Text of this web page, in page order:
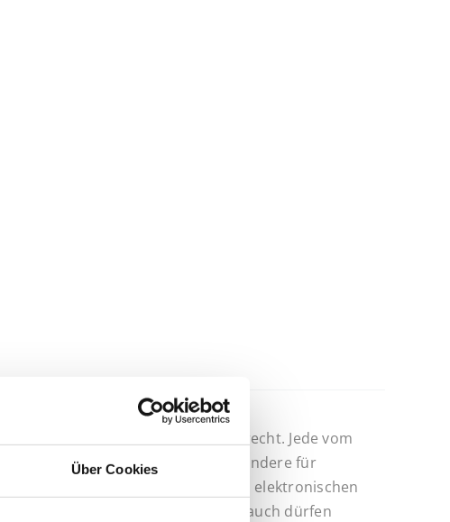
Über Cookies
usw.) unterliegen dem Urheberrecht. Jede vom
Herausgebers. Dies gilt insbesondere für
in Datenbanken oder anderen elektronischen
und nicht kommerziellen Gebrauch dürfen